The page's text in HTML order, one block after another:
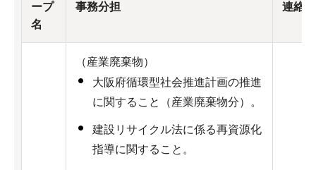
ープ
名
事務分担 連絡先
（産業廃棄物）
大阪府循環型社会推進計画の推進
に関すること（産業廃棄物分）。
建設リサイクル法に係る再資源化
指導に関すること。